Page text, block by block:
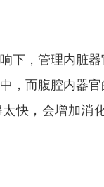
，管理内脏器
而腹腔内器
快，会增加消